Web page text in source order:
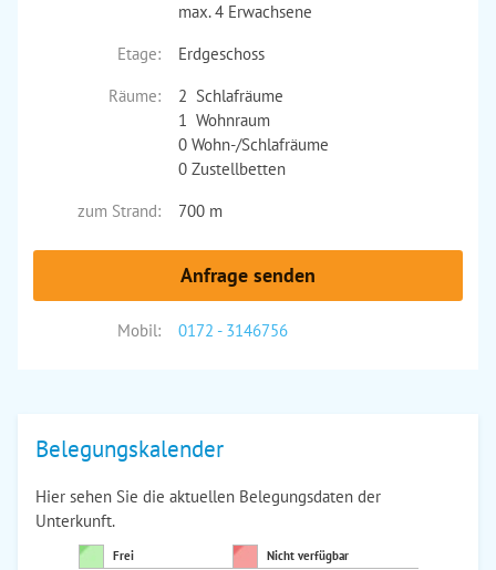
max. 4 Erwachsene
Etage:
Erdgeschoss
Räume:
2 Schlafräume
1 Wohnraum
0 Wohn-/Schlafräume
0 Zustellbetten
zum Strand:
700 m
Anfrage senden
Mobil: 0172 - 3146756
Belegungskalender
Hier sehen Sie die aktuellen Belegungsdaten der
Unterkunft.
Frei Nicht verfügbar